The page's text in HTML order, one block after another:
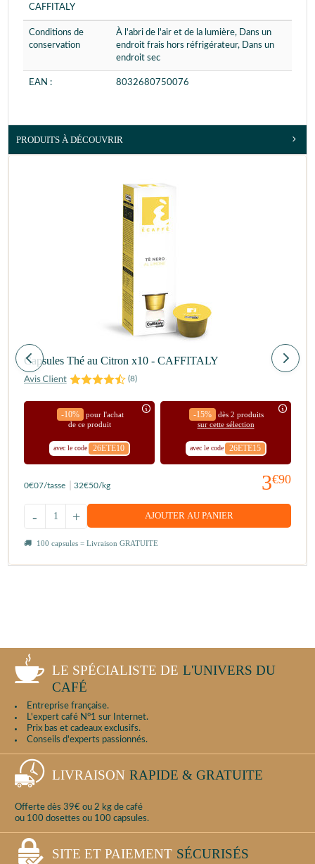
CAFFITALY
Conditions de
conservation
À l'abri de l'air et de la lumière, Dans un
endroit frais hors réfrigérateur, Dans un
endroit sec
EAN : 8032680750076
PRODUITS À DÉCOUVRIR
Capsules Thé au Citron x10 - CAFFITALY
(8)
-10%
pour l'achat
de ce produit
avec le code 26ETE10
-15%
dès 2 produits
sur cette sélection
avec le code 26ETE15
3€90
0€07/tasse 32€50/kg
+
- AJOUTER AU PANIER
100 capsules = Livraison GRATUITE
LE SPÉCIALISTE DE L'UNIVERS DU
CAFÉ
Entreprise française.
L'expert café N°1 sur Internet.
Prix bas et cadeaux exclusifs.
Conseils d'experts passionnés.
LIVRAISON RAPIDE & GRATUITE
Offerte dès 39€ ou 2 kg de café
ou 100 dosettes ou 100 capsules.
SITE ET PAIEMENT SÉCURISÉS